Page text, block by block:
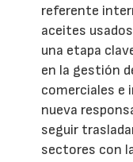
referente
aceites
una etapa
en la gestión
comerciales e
nueva
seguir
sectores con